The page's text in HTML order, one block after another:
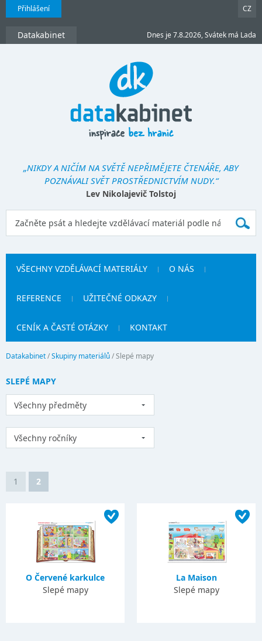
Přihlášení CZ
Datakabinet Dnes je 7.8.2026, Svátek má Lada
„NIKDY A NIČÍM NA SVĚTĚ NEPŘIMĚJETE ČTENÁŘE, ABY
POZNÁVALI SVĚT PROSTŘEDNICTVÍM NUDY.“
Lev Nikolajevič Tolstoj
VŠECHNY VZDĚLÁVACÍ MATERIÁLY O NÁS
REFERENCE UŽITEČNÉ ODKAZY
CENÍK A ČASTÉ OTÁZKY KONTAKT
Datakabinet/Skupiny materiálů/Slepé mapy
SLEPÉ MAPY
Všechny předměty
Všechny ročníky
1 2
O Červené karkulce
Slepé mapy
La Maison
Slepé mapy